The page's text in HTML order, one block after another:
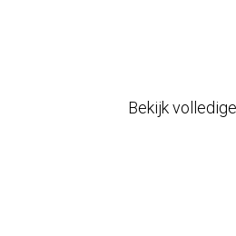
Bekijk